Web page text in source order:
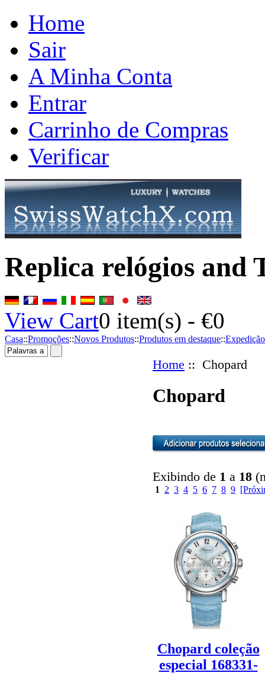
Home
Sair
A Minha Conta
Entrar
Carrinho de Compras
Verificar
Replica relógios and
View Cart0 item(s) - €0
Casa::Promoções::Novos Produtos::Produtos em destaque::Expedição
Home :: Chopard
Chopard
Exibindo de 1 a 18
1 2 3 4 5 6 7 8 9
Chopard coleção
especial 168331-